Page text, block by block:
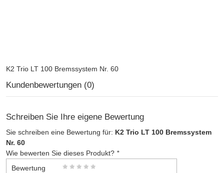
K2 Trio LT 100 Bremssystem Nr. 60
Kundenbewertungen (0)
Schreiben Sie Ihre eigene Bewertung
Sie schreiben eine Bewertung für: K2 Trio LT 100 Bremssystem
Nr. 60
Wie bewerten Sie dieses Produkt? *
Bewertung